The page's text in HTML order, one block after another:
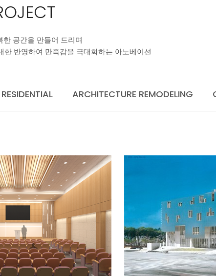
한 공간을 만들어 드리며
한 반영하여 만족감을 극대화하는 아노베이션
RESIDENTIAL ARCHITECTURE REMODELING